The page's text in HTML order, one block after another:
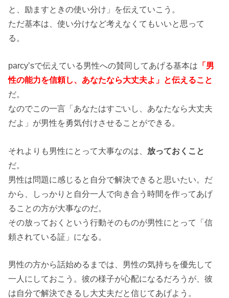
と、励ますときの使い分け」を伝えていこう。
ただ基本は、使い分けなど考えなくてもいいと思って
る。
parcy’sで伝えている男性への賛同してあげる基本は 「男
性の能力を信頼し、あなたなら大丈夫よ」と伝えること
だ。
なのでこの一言「あなたはすごいし、あなたなら大丈夫
だよ」が男性を勇気付けさせることができる。
それよりも男性にとって大事なのは、 放っておくこと
だ。
男性は問題に感じると自分で解決できると思いたい。だ
から、しっかりと自分一人で向き合う時間を作ってあげ
ることの方が大事なのだ。
その放っておくという行動そのものが男性にとって「信
頼されている証」になる。
男性の方から話始めるまでは、男性の気持ちを優先して
一人にしておこう。彼の様子が心配になるだろうが、彼
は自分で解決できるし大丈夫だと信じてあげよう。